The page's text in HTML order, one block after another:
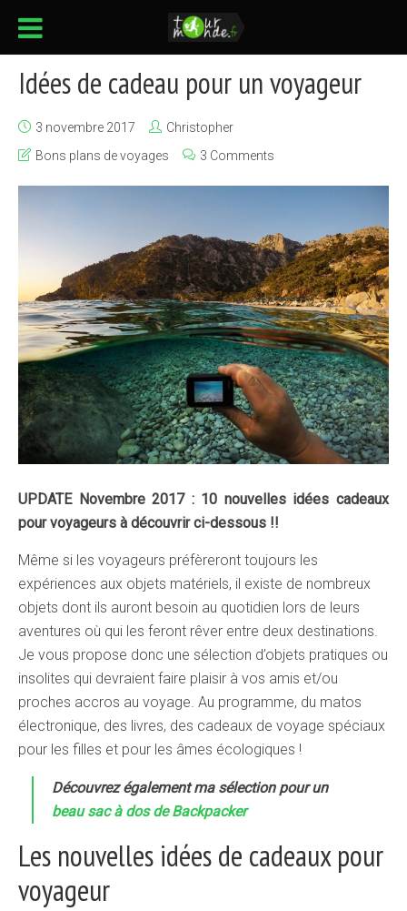
Idées de cadeau pour un voyageur
3 novembre 2017
Christopher
Bons plans de voyages
3 Comments
UPDATE Novembre 2017 : 10 nouvelles idées cadeaux
pour voyageurs à découvrir ci-dessous !!
Même si les voyageurs préfèreront toujours les
expériences aux objets matériels, il existe de nombreux
objets dont ils auront besoin au quotidien lors de leurs
aventures où qui les feront rêver entre deux destinations.
Je vous propose donc une sélection d’objets pratiques ou
insolites qui devraient faire plaisir à vos amis et/ou
proches accros au voyage. Au programme, du matos
électronique, des livres, des cadeaux de voyage spéciaux
pour les filles et pour les âmes écologiques !
Découvrez également ma sélection pour un
beau sac à dos de Backpacker
Les nouvelles idées de cadeaux pour
voyageur